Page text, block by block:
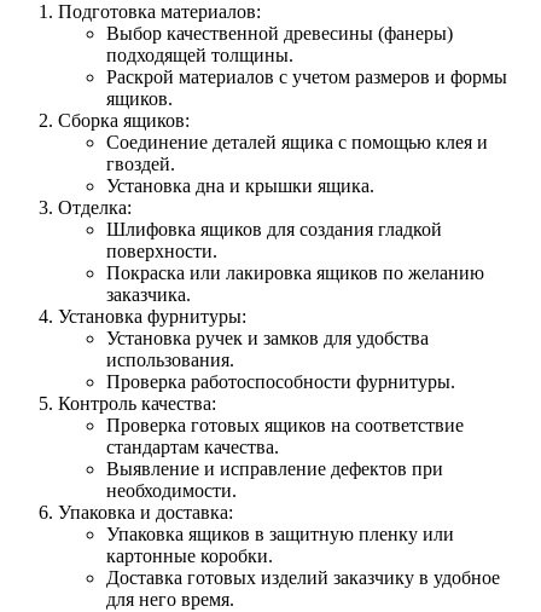
Подготовка материалов:
Выбор качественной древесины (фанеры)
подходящей толщины.
Раскрой материалов с учетом размеров и формы
ящиков.
Сборка ящиков:
Соединение деталей ящика с помощью клея и
гвоздей.
Установка дна и крышки ящика.
Отделка:
Шлифовка ящиков для создания гладкой
поверхности.
Покраска или лакировка ящиков по желанию
заказчика.
Установка фурнитуры:
Установка ручек и замков для удобства
использования.
Проверка работоспособности фурнитуры.
Контроль качества:
Проверка готовых ящиков на соответствие
стандартам качества.
Выявление и исправление дефектов при
необходимости.
Упаковка и доставка:
Упаковка ящиков в защитную пленку или
картонные коробки.
Доставка готовых изделий заказчику в удобное
для него время.